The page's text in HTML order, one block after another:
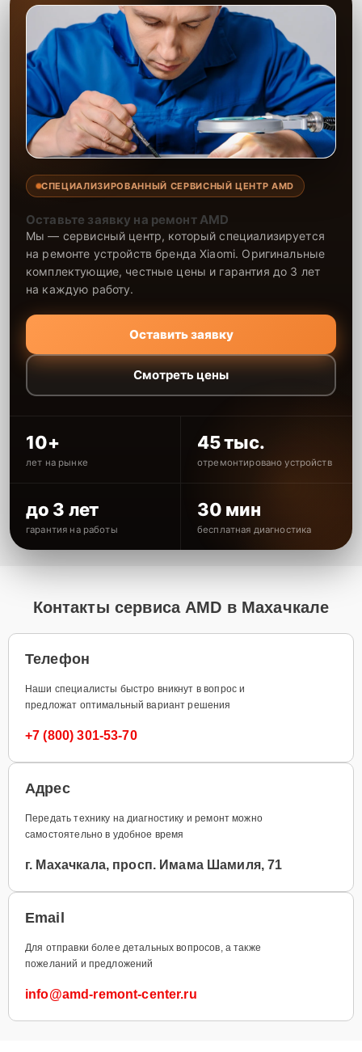
устройства после замены.
Сервисный центр предоставляет качественную замену видеокарт
с использованием проверенных комплектующих. Наши
специалисты выполняют работы быстро и профессионально, что
позволяет гарантировать стабильность и долговечность вашего
устройства. Мы стремимся к тому, чтобы каждый клиент получил
надёжное решение по доступной цене.
СПЕЦИАЛИЗИРОВАННЫЙ СЕРВИСНЫЙ ЦЕНТР AMD
Оставьте заявку на ремонт AMD
Мы — сервисный центр, который специализируется
на ремонте устройств бренда Xiaomi. Оригинальные
комплектующие, честные цены и гарантия до 3 лет
на каждую работу.
Оставить заявку
Смотреть цены
10+
лет на рынке
45 тыс.
отремонтировано устройств
до 3 лет
гарантия на работы
30 мин
бесплатная диагностика
Контакты сервиса AMD в Махачкале
Телефон
Наши специалисты быстро вникнут в вопрос и
предложат оптимальный вариант решения
+7 (800) 301-53-70
Адрес
Передать технику на диагностику и ремонт можно
самостоятельно в удобное время
г. Махачкала, просп. Имама Шамиля, 71
Email
Для отправки более детальных вопросов, а также
пожеланий и предложений
info@amd-remont-center.ru